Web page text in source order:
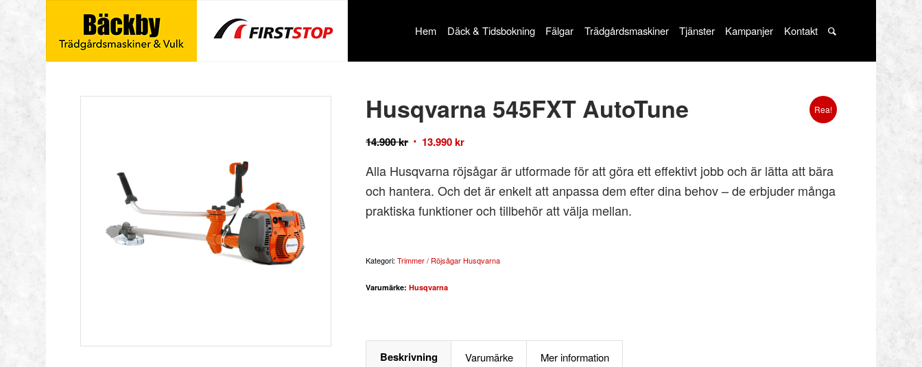
Hem Däck & Tidsbokning Fälgar Trädgårdsmaskiner Tjänster Kampanjer Kontakt
Rea!
Husqvarna 545FXT AutoTune
14.900kr 13.990kr
Alla Husqvarna röjsågar är utformade för att göra ett effektivt jobb och är lätta att bära
och hantera. Och det är enkelt att anpassa dem efter dina behov – de erbjuder många
praktiska funktioner och tillbehör att välja mellan.
Kategori:Trimmer / Röjsågar Husqvarna
Varumärke:Husqvarna
Beskrivning Varumärke Mer information